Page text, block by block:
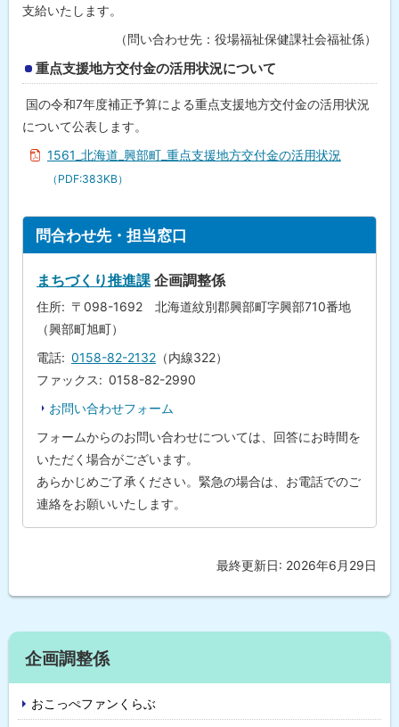
支給いたします。
（問い合わせ先：役場福祉保健課社会福祉係）
重点支援地方交付金の活用状況について
国の令和7年度補正予算による重点支援地方交付金の活用状況
について公表します。
1561_北海道_興部町_重点支援地方交付金の活用状況
（PDF:383KB）
問合わせ先・担当窓口
まちづくり推進課 企画調整係
住所
〒098-1692 北海道紋別郡興部町字興部710番地
（興部町旭町）
電話
0158-82-2132 （内線322）
ファックス
0158-82-2990
お問い合わせフォーム
フォームからのお問い合わせについては、回答にお時間を
いただく場合がございます。
あらかじめご了承ください。緊急の場合は、お電話でのご
連絡をお願いいたします。
に
戻
最終更新日: 2026年6月29日
サ
イ
ド
企画調整係
おこっぺファンくらぶ